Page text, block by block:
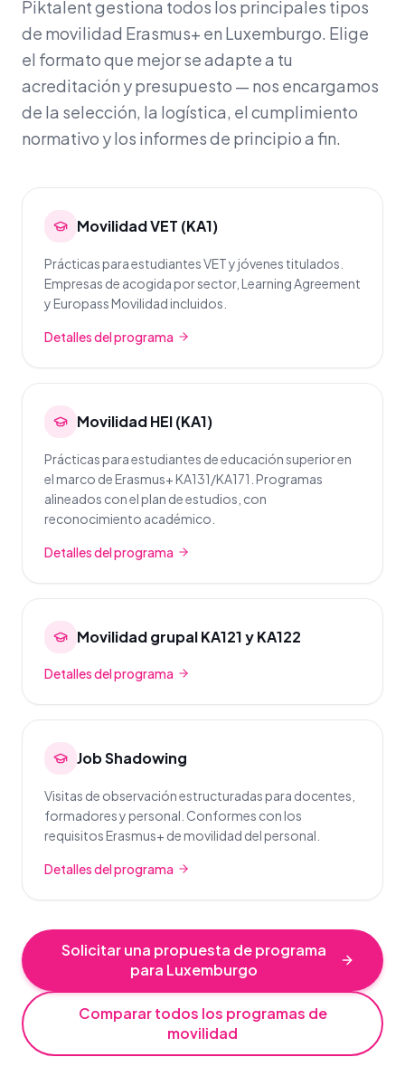
Piktalent gestiona todos los principales tipos
de movilidad Erasmus+ en Luxemburgo. Elige
el formato que mejor se adapte a tu
acreditación y presupuesto — nos encargamos
de la selección, la logística, el cumplimiento
normativo y los informes de principio a fin.
Movilidad VET (KA1)
Prácticas para estudiantes VET y jóvenes titulados.
Empresas de acogida por sector, Learning Agreement
y Europass Movilidad incluidos.
Detalles del programa
Movilidad HEI (KA1)
Prácticas para estudiantes de educación superior en
el marco de Erasmus+ KA131/KA171. Programas
alineados con el plan de estudios, con
reconocimiento académico.
Detalles del programa
Movilidad grupal KA121 y KA122
Detalles del programa
Job Shadowing
Visitas de observación estructuradas para docentes,
formadores y personal. Conformes con los
requisitos Erasmus+ de movilidad del personal.
Detalles del programa
Solicitar una propuesta de programa
para Luxemburgo
Comparar todos los programas de
movilidad